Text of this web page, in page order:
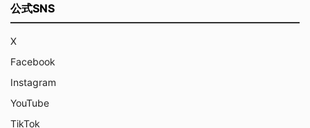
公式SNS
X
Facebook
Instagram
YouTube
TikTok